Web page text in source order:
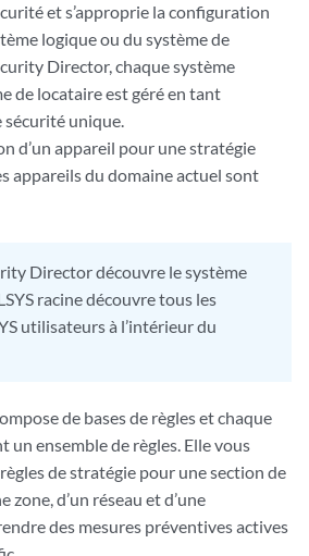
et s’approprie la configuration
logique ou du système de
Director, chaque système
de locataire est géré en tant
sécurité unique.
d’un appareil pour une stratégie
appareils du domaine actuel sont
Director découvre le système
racine découvre tous les
utilisateurs à l’intérieur du
de bases de règles et chaque
un ensemble de règles. Elle vous
de stratégie pour une section de
zone, d’un réseau et d’une
des mesures préventives actives